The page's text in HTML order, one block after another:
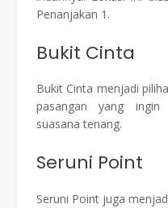
Penanjakan 1.
Bukit Cinta
Bukit Cinta menjadi
pasangan yang ingin
suasana tenang.
Seruni Point
Seruni Point juga